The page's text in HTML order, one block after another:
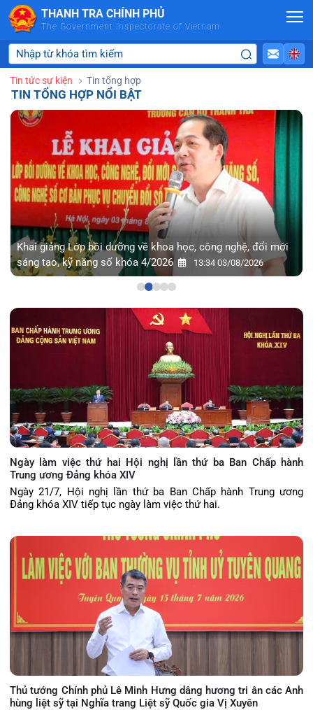
Skip to Main Content
THANH TRA CHÍNH PHỦ
The Government Inspectorate of Vietnam
Tin tức sự kiện Tin tổng hợp
TIN TỔNG HỢP NỔI BẬT
Khai giảng Lớp bồi dưỡng về khoa học, công nghệ, đổi mới
sáng tạo, kỹ năng số khóa 4/2026
13:34 03/08/2026
Ngày làm việc thứ hai Hội nghị lần thứ ba Ban Chấp hành
Trung ương Đảng khóa XIV
Ngày 21/7, Hội nghị lần thứ ba Ban Chấp hành Trung ương
Đảng khóa XIV tiếp tục ngày làm việc thứ hai.
Thủ tướng Chính phủ Lê Minh Hưng dâng hương tri ân các Anh
hùng liệt sỹ tại Nghĩa trang Liệt sỹ Quốc gia Vị Xuyên